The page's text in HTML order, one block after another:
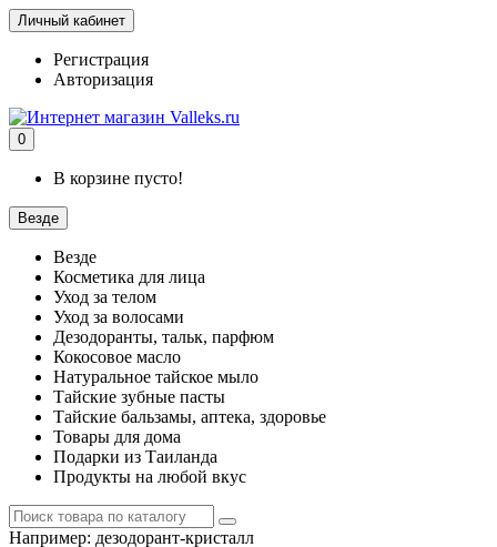
Личный кабинет
Регистрация
Авторизация
0
В корзине пусто!
Везде
Везде
Косметика для лица
Уход за телом
Уход за волосами
Дезодоранты, тальк, парфюм
Кокосовое масло
Натуральное тайское мыло
Тайские зубные пасты
Тайские бальзамы, аптека, здоровье
Товары для дома
Подарки из Таиланда
Продукты на любой вкус
Например: дезодорант-кристалл